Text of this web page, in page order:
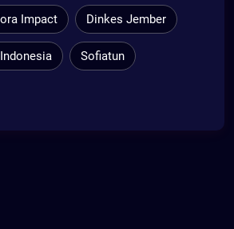
Impact Dinkes Jember
Sofiatun